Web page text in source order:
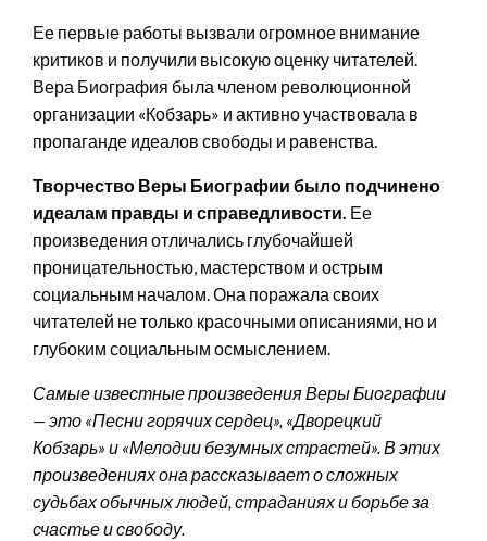
Ее первые работы вызвали огромное внимание
критиков и получили высокую оценку читателей.
Вера Биография была членом революционной
организации «Кобзарь» и активно участвовала в
пропаганде идеалов свободы и равенства.
Творчество Веры Биографии было подчинено
идеалам правды и справедливости. Ее
произведения отличались глубочайшей
проницательностью, мастерством и острым
социальным началом. Она поражала своих
читателей не только красочными описаниями, но и
глубоким социальным осмыслением.
Самые известные произведения Веры Биографии
— это «Песни горячих сердец», «Дворецкий
Кобзарь» и «Мелодии безумных страстей». В этих
произведениях она рассказывает о сложных
судьбах обычных людей, страданиях и борьбе за
счастье и свободу.